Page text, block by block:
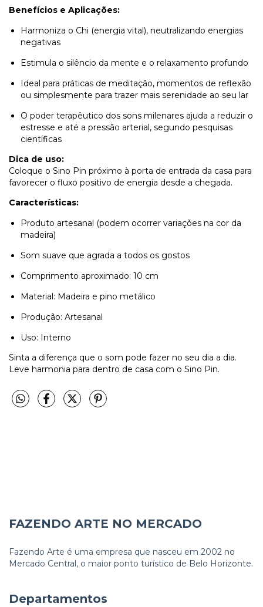
Benefícios e Aplicações:
Harmoniza o Chi (energia vital), neutralizando energias
negativas
Estimula o silêncio da mente e o relaxamento profundo
Ideal para práticas de meditação, momentos de reflexão
ou simplesmente para trazer mais serenidade ao seu lar
O poder terapêutico dos sons milenares ajuda a reduzir o
estresse e até a pressão arterial, segundo pesquisas
científicas
Dica de uso:
Coloque o Sino Pin próximo à porta de entrada da casa para
favorecer o fluxo positivo de energia desde a chegada.
Características:
Produto artesanal (podem ocorrer variações na cor da
madeira)
Som suave que agrada a todos os gostos
Comprimento aproximado: 10 cm
Material: Madeira e pino metálico
Produção: Artesanal
Uso: Interno
Sinta a diferença que o som pode fazer no seu dia a dia.
Leve harmonia para dentro de casa com o Sino Pin.
FAZENDO ARTE NO MERCADO
Fazendo Arte é uma empresa que nasceu em 2002 no
Mercado Central, o maior ponto turístico de Belo Horizonte.
Departamentos